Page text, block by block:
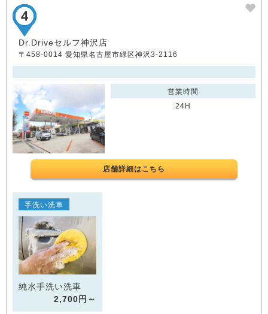
Dr.Driveセルフ神沢店
〒458-0014 愛知県名古屋市緑区神沢3-2116
営業時間
24H
店舗詳細はこちら
手洗い洗車
純水手洗い洗車
2,700円～